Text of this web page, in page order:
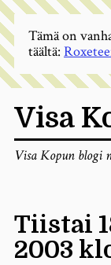
Visa
Visa Kopun blogi
Tiistai
2003
Tämä on
täältä: